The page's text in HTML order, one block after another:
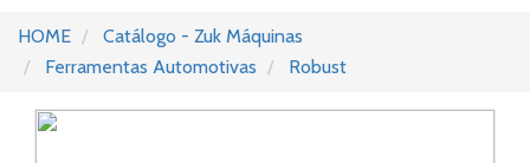
HOME
Catálogo - Zuk Máquinas
Ferramentas Automotivas
Robust